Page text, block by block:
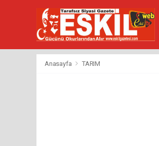
Anasayfa TARIM